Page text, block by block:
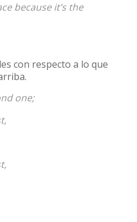
because it’s the
con respecto a lo que
one;